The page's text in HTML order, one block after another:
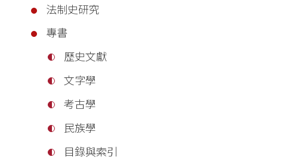
法制史研究
專書
歷史文獻
文字學
考古學
民族學
目錄與索引